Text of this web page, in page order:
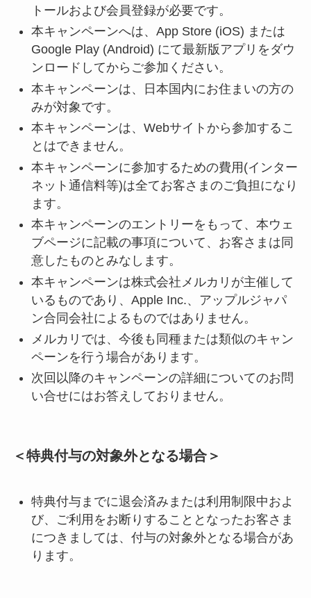
トールおよび会員登録が必要です。
本キャンペーンへは、App Store (iOS) または
Google Play (Android) にて最新版アプリをダウ
ンロードしてからご参加ください。
本キャンペーンは、日本国内にお住まいの方の
みが対象です。
本キャンペーンは、Webサイトから参加するこ
とはできません。
本キャンペーンに参加するための費用(インター
ネット通信料等)は全てお客さまのご負担になり
ます。
本キャンペーンのエントリーをもって、本ウェ
ブページに記載の事項について、お客さまは同
意したものとみなします。
本キャンペーンは株式会社メルカリが主催して
いるものであり、Apple Inc.、アップルジャパ
ン合同会社によるものではありません。
メルカリでは、今後も同種または類似のキャン
ペーンを行う場合があります。
次回以降のキャンペーンの詳細についてのお問
い合せにはお答えしておりません。
＜特典付与の対象外となる場合＞
特典付与までに退会済みまたは利用制限中およ
び、ご利用をお断りすることとなったお客さま
につきましては、付与の対象外となる場合があ
ります。